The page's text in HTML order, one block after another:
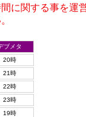
に関する事を運
ブメタ
20時
21時
22時
23時
19時